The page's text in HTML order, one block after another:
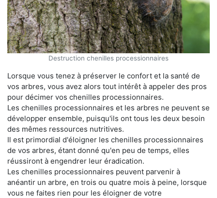
Destruction chenilles processionnaires
Lorsque vous tenez à préserver le confort et la santé de
vos arbres, vous avez alors tout intérêt à appeler des pros
pour décimer vos chenilles processionnaires.
Les chenilles processionnaires et les arbres ne peuvent se
développer ensemble, puisqu'ils ont tous les deux besoin
des mêmes ressources nutritives.
Il est primordial d'éloigner les chenilles processionnaires
de vos arbres, étant donné qu'en peu de temps, elles
réussiront à engendrer leur éradication.
Les chenilles processionnaires peuvent parvenir à
anéantir un arbre, en trois ou quatre mois à peine, lorsque
vous ne faites rien pour les éloigner de votre